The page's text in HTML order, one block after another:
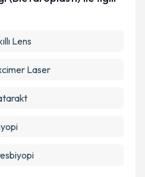
Lens
Laser